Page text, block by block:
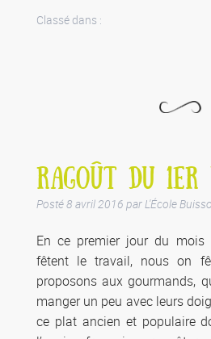
Classé dans :
RAGOÛT DU
Posté8 avril 2016 par L'École
En ce premier jour du
fêtent le travail, nous on
proposons aux gourmands,
manger un peu avec leurs
ce plat ancien et populaire